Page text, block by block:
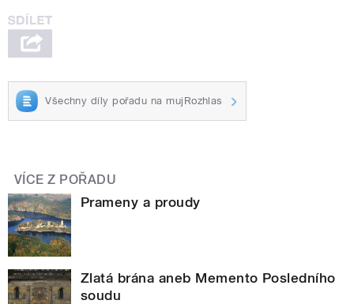
Všechny díly pořadu na mujRozhlas
VÍCE Z POŘADU
Prameny a proudy
Zlatá brána aneb Memento Posledního
soudu